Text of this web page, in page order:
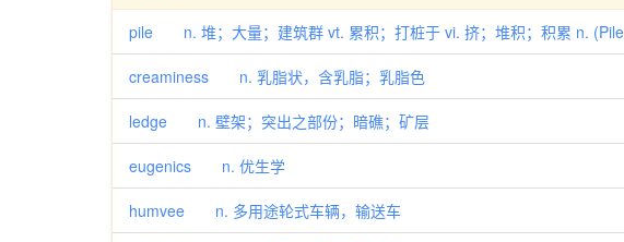
pile n. 堆；大量；建筑群 vt. 累积；打桩于 vi. 挤；堆积；积累 n.
creaminess n. 乳脂状，含乳脂；乳脂色
ledge n. 壁架；突出之部份；暗礁；矿层
eugenics n. 优生学
humvee n. 多用途轮式车辆，输送车